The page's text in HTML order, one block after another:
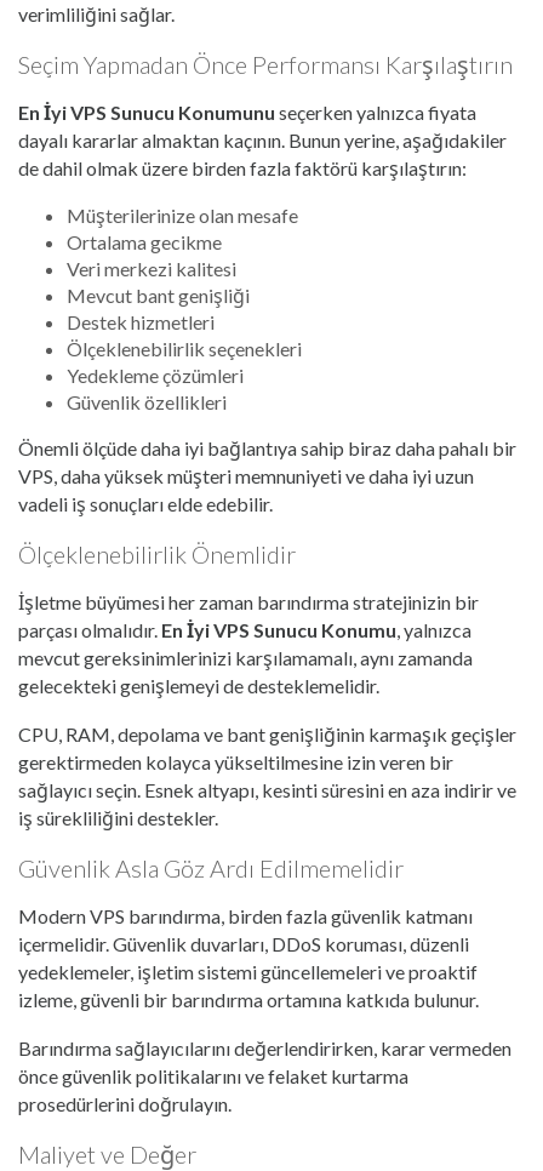
verimliliğini sağlar.
Seçim Yapmadan Önce Performansı Karşılaştırın
En İyi VPS Sunucu Konumunu seçerken yalnızca fiyata
dayalı kararlar almaktan kaçının. Bunun yerine, aşağıdakiler
de dahil olmak üzere birden fazla faktörü karşılaştırın:
Müşterilerinize olan mesafe
Ortalama gecikme
Veri merkezi kalitesi
Mevcut bant genişliği
Destek hizmetleri
Ölçeklenebilirlik seçenekleri
Yedekleme çözümleri
Güvenlik özellikleri
Önemli ölçüde daha iyi bağlantıya sahip biraz daha pahalı bir
VPS, daha yüksek müşteri memnuniyeti ve daha iyi uzun
vadeli iş sonuçları elde edebilir.
Ölçeklenebilirlik Önemlidir
İşletme büyümesi her zaman barındırma stratejinizin bir
parçası olmalıdır. En İyi VPS Sunucu Konumu, yalnızca
mevcut gereksinimlerinizi karşılamamalı, aynı zamanda
gelecekteki genişlemeyi de desteklemelidir.
CPU, RAM, depolama ve bant genişliğinin karmaşık geçişler
gerektirmeden kolayca yükseltilmesine izin veren bir
sağlayıcı seçin. Esnek altyapı, kesinti süresini en aza indirir ve
iş sürekliliğini destekler.
Güvenlik Asla Göz Ardı Edilmemelidir
Modern VPS barındırma, birden fazla güvenlik katmanı
içermelidir. Güvenlik duvarları, DDoS koruması, düzenli
yedeklemeler, işletim sistemi güncellemeleri ve proaktif
izleme, güvenli bir barındırma ortamına katkıda bulunur.
Barındırma sağlayıcılarını değerlendirirken, karar vermeden
önce güvenlik politikalarını ve felaket kurtarma
prosedürlerini doğrulayın.
Maliyet ve Değer